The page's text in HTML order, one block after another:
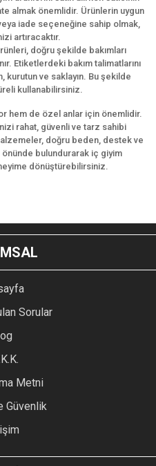
almak önemlidir. Ürünlerin uygun
iade seçeneğine sahip olmak,
artıracaktır.
doğru şekilde bakımları
Etiketlerdeki bakım talimatlarını
kurutun ve saklayın. Bu şekilde
kullanabilirsiniz.
hem de özel anlar için önemlidir.
rahat, güvenli ve tarz sahibi
doğru beden, destek ve
bulundurarak iç giyim
dönüştürebilirsiniz.
Sorular
Metni
Güvenlik